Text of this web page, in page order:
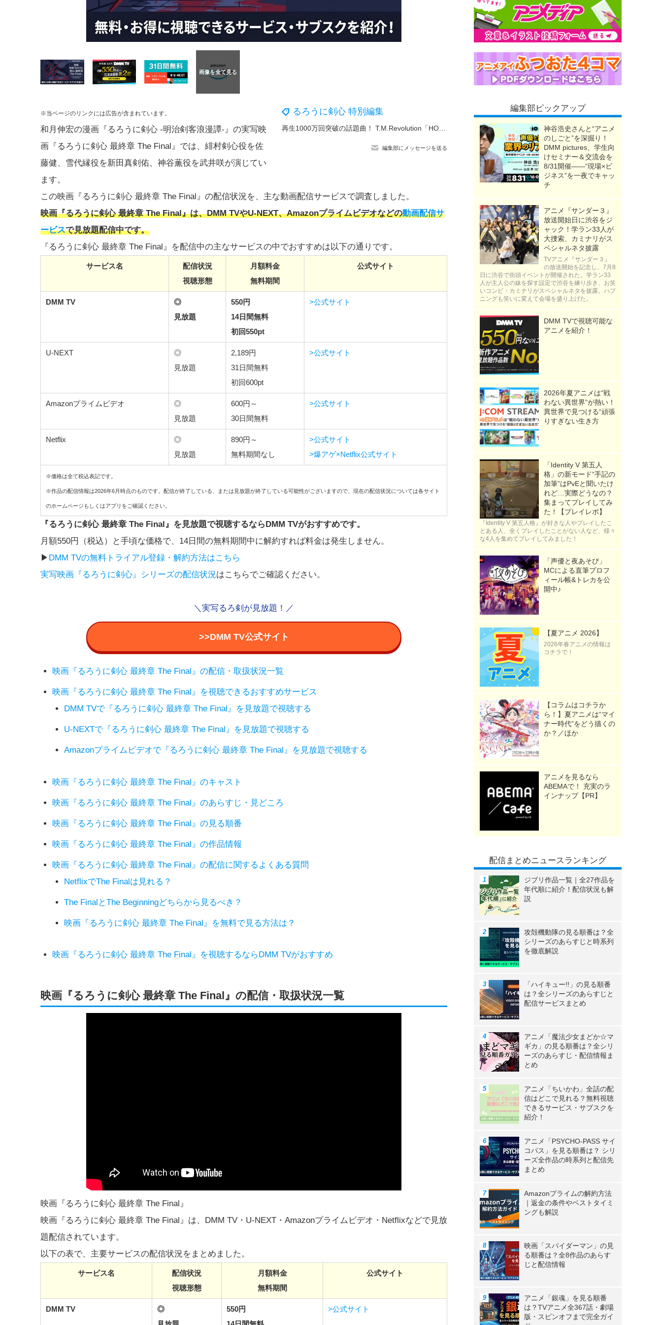
るろうに剣心 特別編集
編集部にメッセージを送る
※当ページのリンクには広告が含まれています。
和月伸宏の漫画『るろうに剣心 -明治剣客浪漫譚-』の実写映
画『るろうに剣心 最終章 The Final』では、緋村剣心役を佐
藤健、雪代縁役を新田真剣佑、神谷薫役を武井咲が演じてい
ます。
この映画『るろうに剣心 最終章 The Final』の配信状況を、主な動画配信サービスで調査しました。
映画『るろうに剣心 最終章 The Final』は、DMM TVやU-NEXT、Amazonプライムビデオなどの動画配信サ
ービスで見放題配信中です。
『るろうに剣心 最終章 The Final』を配信中の主なサービスの中でおすすめは以下の通りです。
サービス名
配信状況
視聴形態
月額料金
無料期間
公式サイト
DMM TV
◎
見放題
550円
14日間無料
初回550pt
>公式サイト
U-NEXT
◎
見放題
2,189円
31日間無料
初回600pt
>公式サイト
Amazonプライムビデオ
◎
見放題
600円～
30日間無料
>公式サイト
Netflix
◎
見放題
890円～
無料期間なし
>公式サイト
>爆アゲ×Netflix公式サイト
※価格は全て税込表記です。
※作品の配信情報は2026年6月時点のものです。配信が終了している、または見放題が終了している可能性がございますので、現在の配信状況については各サイト
のホームページもしくはアプリをご確認ください。
『るろうに剣心 最終章 The Final』を見放題で視聴するならDMM TVがおすすめです。
月額550円（税込）と手頃な価格で、14日間の無料期間中に解約すれば料金は発生しません。
▶︎ DMM TVの無料トライアル登録・解約方法はこちら
実写映画『るろうに剣心』シリーズの配信状況はこちらでご確認ください。
＼実写るろ剣が見放題！／
>>DMM TV公式サイト
映画『るろうに剣心 最終章 The Final』の配信・取扱状況一覧
映画『るろうに剣心 最終章 The Final』を視聴できるおすすめサービス
DMM TVで『るろうに剣心 最終章 The Final』を見放題で視聴する
U-NEXTで『るろうに剣心 最終章 The Final』を見放題で視聴する
Amazonプライムビデオで『るろうに剣心 最終章 The Final』を見放題で視聴する
映画『るろうに剣心 最終章 The Final』のキャスト
映画『るろうに剣心 最終章 The Final』のあらすじ・見どころ
映画『るろうに剣心 最終章 The Final』の見る順番
映画『るろうに剣心 最終章 The Final』の作品情報
映画『るろうに剣心 最終章 The Final』の配信に関するよくある質問
NetflixでThe Finalは見れる？
The FinalとThe Beginningどちらから見るべき？
映画『るろうに剣心 最終章 The Final』を無料で見る方法は？
映画『るろうに剣心 最終章 The Final』を視聴するならDMM TVがおすすめ
映画『るろうに剣心 最終章 The Final』の配信・取扱状況一覧
映画『るろうに剣心 最終章 The Final』
映画『るろうに剣心 最終章 The Final』は、DMM TV・U-NEXT・Amazonプライムビデオ・Netflixなどで見放
題配信されています。
以下の表で、主要サービスの配信状況をまとめました。
サービス名
配信状況
視聴形態
月額料金
無料期間
公式サイト
DMM TV
◎
550円
>公式サイト
編集部ピックアップ
神谷浩史さんと“アニメ
のしごと”を深掘り！
DMM pictures、学生向
けセミナー＆交流会を
8/31開催――“現場×ビ
ジネス”を一夜でキャッ
チ
アニメ『サンダー３』
放送開始日に渋谷をジ
ャック！学ラン33人が
大捜索、カミナリがス
ペシャルネタ披露
TVアニメ『サンダー３』
の放送開始を記念し、7月8
日に渋谷で街頭イベントが開催された。学ラン33
人が主人公の妹を探す設定で渋谷を練り歩き、お笑
いコンビ・カミナリがスペシャルネタを披露。ハプ
ニングも笑いに変えて会場を盛り上げた。
DMM TVで視聴可能な
アニメを紹介！
2026年夏アニメは“戦
わない異世界”が熱い！
異世界で見つける“頑張
りすぎない生き方
「Identity V 第五人
格」の新モード“手記の
加筆”はPvEと聞いたけ
れど…実際どうなの？
集まってプレイしてみ
た！【プレイレポ】
『Identity V 第五人格』が好きな人やプレイしたこ
とある人、全くプレイしたことがない人など、様々
な4人を集めてプレイしてみました！
「声優と夜あそび」
MCによる直筆プロフ
ィール帳&トレカを公
開中♪
【夏アニメ 2026】
2026年春アニメの情報は
コチラで！
【コラムはコチラか
ら！】夏アニメは“マイ
ナー時代”をどう描くの
か？／ほか
アニメを見るなら
ABEMAで！ 充実のラ
インナップ【PR】
配信まとめニュースランキング
ジブリ作品一覧｜全27作品を
年代順に紹介！配信状況も解
説
攻殻機動隊の見る順番は？全
シリーズのあらすじと時系列
を徹底解説
「ハイキュー!!」の見る順番
は？全シリーズのあらすじと
配信サービスまとめ
アニメ「魔法少女まどか☆マ
ギカ」の見る順番は？全シリ
ーズのあらすじ・配信情報ま
とめ
アニメ「ちいかわ」全話の配
信はどこで見れる？無料視聴
できるサービス・サブスクを
紹介！
アニメ「PSYCHO-PASS サイ
コパス」を見る順番は？ シリ
ーズ全作品の時系列と配信先
まとめ
Amazonプライムの解約方法
｜返金の条件やベストタイミ
ングも解説
映画「スパイダーマン」の見
る順番は？全8作品のあらす
じと配信情報
アニメ「銀魂」を見る順番
は？TVアニメ全367話・劇場
版・スピンオフまで完全ガイ